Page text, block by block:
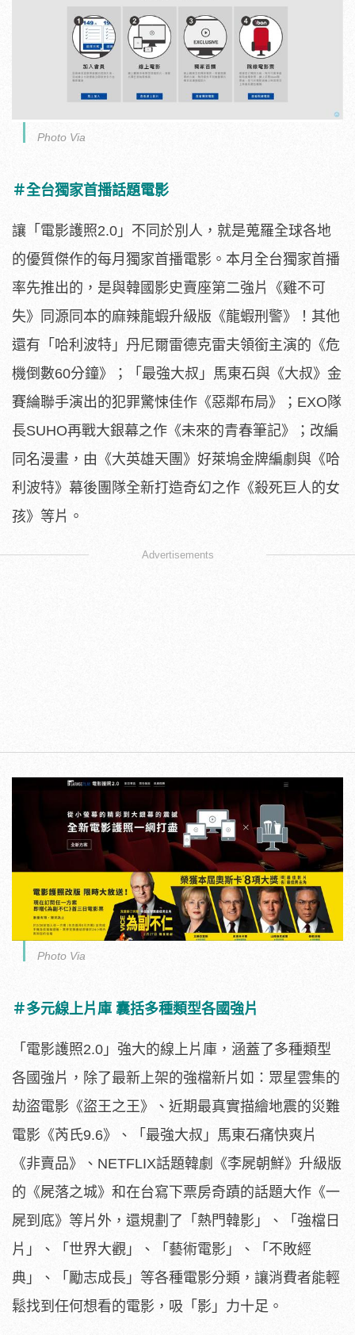
Photo Via
＃全台獨家首播話題電影
讓「電影護照2.0」不同於別人， 就是蒐羅全球各地
的優質傑作的每月獨家首播電影。 本月全台獨家首播
率先推出的，是與韓國影史賣座第二強片《雞不可
失》同源同本的麻辣龍蝦升級版《龍蝦刑警》！其他
還有「 哈利波特」丹尼爾雷德克雷夫領銜主演的《危
機倒數60分鐘》；「 最強大叔」馬東石與《大叔》金
賽綸聯手演出的犯罪驚悚佳作《惡鄰布局》；EXO隊
長SUHO再戰大銀幕之作《未來的青春筆記》；改編
同名漫畫，由《大英雄天團》 好萊塢金牌編劇與《哈
利波特》幕後團隊全新打造奇幻之作《殺死巨人的女
孩》等片。
Advertisements
Photo Via
＃多元線上片庫 囊括多種類型各國強片
「電影護照2.0」強大的線上片庫，涵蓋了多種類型
各國強片， 除了最新上架的強檔新片如：眾星雲集的
劫盜電影《盜王之王》、 近期最真實描繪地震的災難
電影《芮氏9.6》、「最強大叔」 馬東石痛快爽片
《非賣品》、NETFLIX話題韓劇《李屍朝鮮》 升級版
的《屍落之城》和在台寫下票房奇蹟的話題大作《一
屍到底》 等片外，還規劃了「熱門韓影」、「強檔日
片」、「世界大觀」、「 藝術電影」、「不敗經
典」、「勵志成長」等各種電影分類， 讓消費者能輕
鬆找到任何想看的電影，吸「影」力十足。